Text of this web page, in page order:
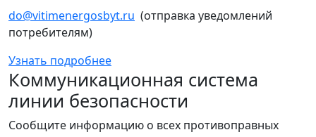
do@vitimenergosbyt.ru (отправка уведомлений
потребителям)
Узнать подробнее
Коммуникационная система
линии безопасности
Сообщите информацию о всех противоправных